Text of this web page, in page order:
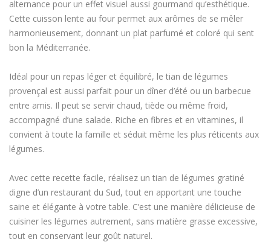
alternance pour un effet visuel aussi gourmand qu’esthétique.
Cette cuisson lente au four permet aux arômes de se mêler
harmonieusement, donnant un plat parfumé et coloré qui sent
bon la Méditerranée.
Idéal pour un repas léger et équilibré, le tian de légumes
provençal est aussi parfait pour un dîner d’été ou un barbecue
entre amis. Il peut se servir chaud, tiède ou même froid,
accompagné d’une salade. Riche en fibres et en vitamines, il
convient à toute la famille et séduit même les plus réticents aux
légumes.
Avec cette recette facile, réalisez un tian de légumes gratiné
digne d’un restaurant du Sud, tout en apportant une touche
saine et élégante à votre table. C’est une manière délicieuse de
cuisiner les légumes autrement, sans matière grasse excessive,
tout en conservant leur goût naturel.